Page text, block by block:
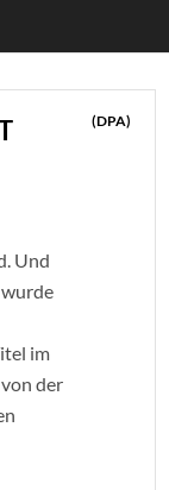
(DPA)
Und
wurde
im
der